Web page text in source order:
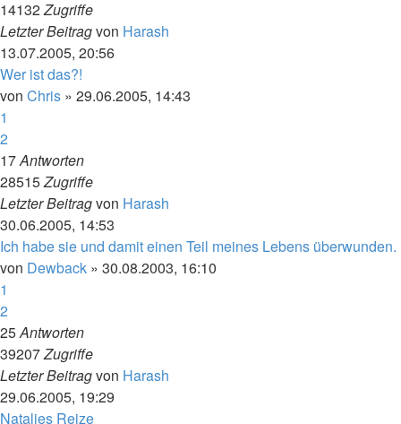
14132Zugriffe
Letzter Beitragvon Harash
13.07.2005, 20:56
Wer ist das?!
von Chris » 29.06.2005, 14:43
1
2
17Antworten
28515Zugriffe
Letzter Beitragvon Harash
30.06.2005, 14:53
Ich habe sie und damit einen Teil meines Lebens überwunden.
von Dewback » 30.08.2003, 16:10
1
2
25Antworten
39207Zugriffe
Letzter Beitragvon Harash
29.06.2005, 19:29
Natalies Reize